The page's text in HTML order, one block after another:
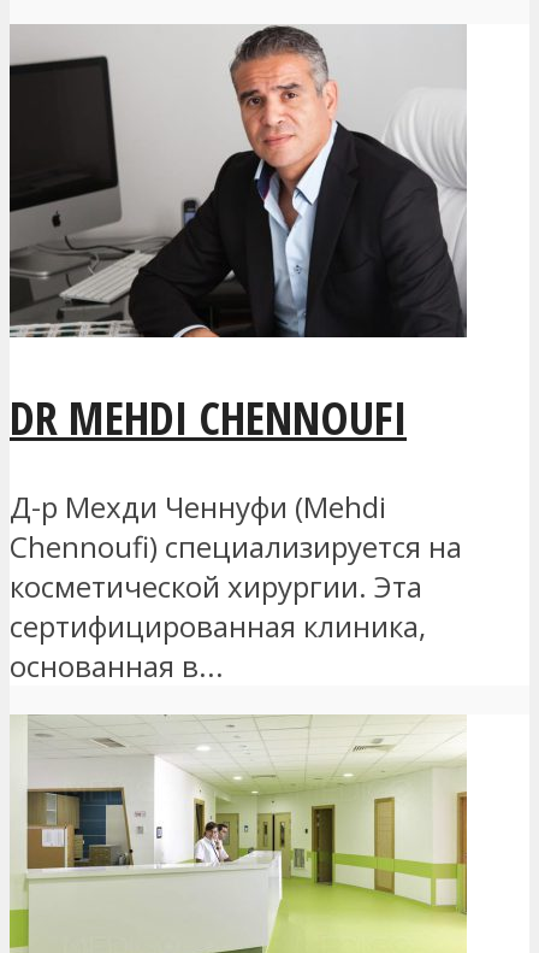
DR MEHDI CHENNOUFI
Д-р Мехди Ченнуфи (Mehdi
Chennoufi) специализируется на
косметической хирургии. Эта
сертифицированная клиника,
основанная в...